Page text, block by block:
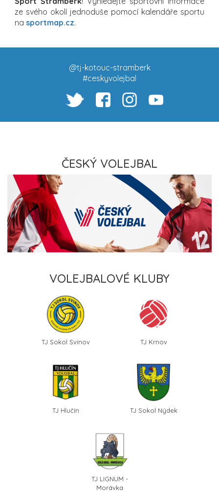
ze svého okolí jednoduše pomocí kalendáře sportu
na sportmap.cz.
@tj-kotouc-stramberk
#ceskyvolejbal
ČESKÝ VOLEJBAL
VOLEJBALOVÉ KLUBY
TJ Sokol Svinov TJ Krnov
TJ Hlučín TJ Sokol Nýdek
TJ LIGNUM -
Morávka